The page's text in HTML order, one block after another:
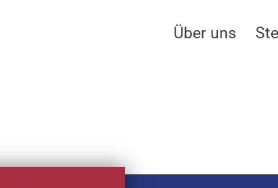
Über uns